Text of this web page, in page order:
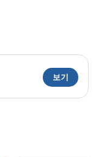
보기